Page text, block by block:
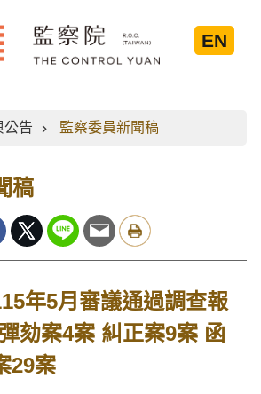
EN
公告 監察委員新聞稿
稿
年5月審議通過調查報
劾案4案 糾正案9案 函
29案